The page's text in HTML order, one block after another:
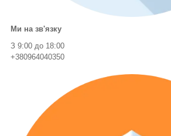
Ми на зв'язку
З 9:00 до 18:00
+380964040350